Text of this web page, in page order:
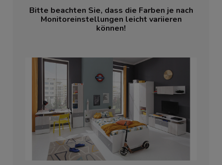
Bitte beachten Sie, dass die Farben je nach
Monitoreinstellungen leicht variieren
können!